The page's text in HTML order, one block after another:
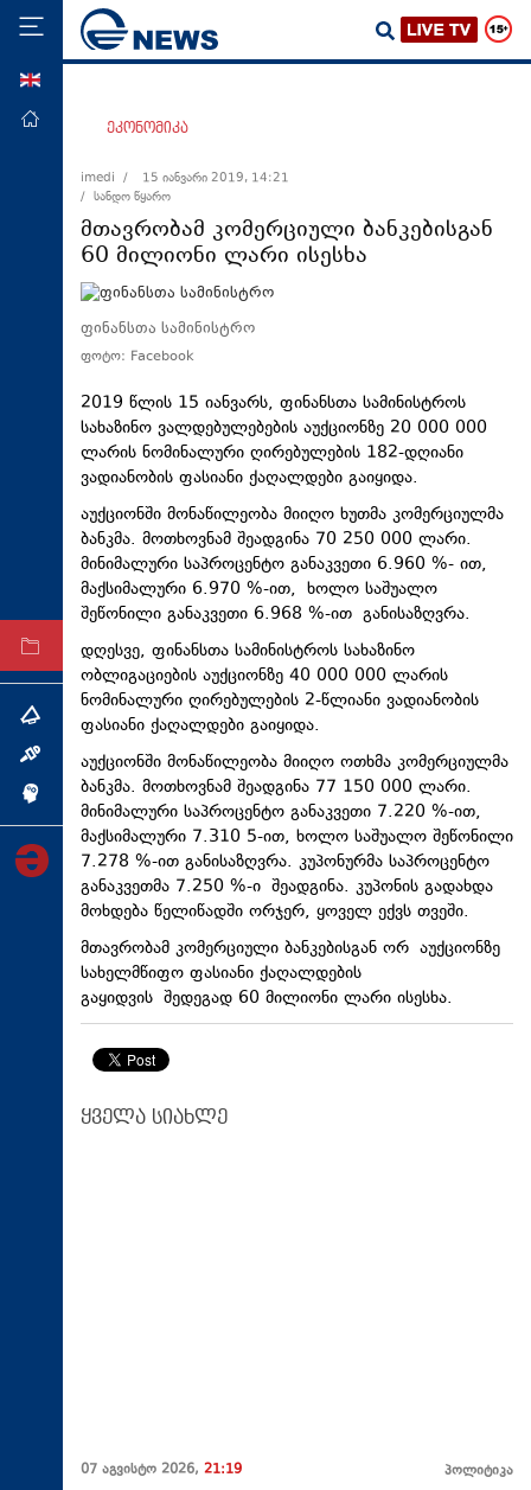
მთავარი
ეკონომიკა
მსოფლიო
სამართალი
თავდაცვა
რეგიონი
კულტურა
სპორტი
ტექნოლოგიები
ტაბლოიდი
არქივი
ინტერვიუ
ინქვიზიცია
ეკონომიკა
imedi /
15 იანვარი 2019, 14:21
/ სანდო წყარო
მთავრობამ კომერციული ბანკებისგან
60 მილიონი ლარი ისესხა
ფინანსთა სამინისტრო
ფოტო: Facebook
2019 წლის 15 იანვარს, ფინანსთა სამინისტროს
სახაზინო ვალდებულებების აუქციონზე 20 000 000
ლარის ნომინალური ღირებულების 182-დღიანი
ვადიანობის ფასიანი ქაღალდები გაიყიდა.
აუქციონში მონაწილეობა მიიღო ხუთმა კომერციულმა
ბანკმა. მოთხოვნამ შეადგინა 70 250 000 ლარი.
მინიმალური საპროცენტო განაკვეთი 6.960 %- ით,
მაქსიმალური 6.970 %-ით, ხოლო საშუალო
შეწონილი განაკვეთი 6.968 %-ით განისაზღვრა.
დღესვე, ფინანსთა სამინისტროს სახაზინო
ობლიგაციების აუქციონზე 40 000 000 ლარის
ნომინალური ღირებულების 2-წლიანი ვადიანობის
ფასიანი ქაღალდები გაიყიდა.
აუქციონში მონაწილეობა მიიღო ოთხმა კომერციულმა
ბანკმა. მოთხოვნამ შეადგინა 77 150 000 ლარი.
მინიმალური საპროცენტო განაკვეთი 7.220 %-ით,
მაქსიმალური 7.310 5-ით, ხოლო საშუალო შეწონილი
7.278 %-ით განისაზღვრა. კუპონურმა საპროცენტო
განაკვეთმა 7.250 %-ი შეადგინა. კუპონის გადახდა
მოხდება წელიწადში ორჯერ, ყოველ ექვს თვეში.
მთავრობამ კომერციული ბანკებისგან ორ აუქციონზე
სახელმწიფო ფასიანი ქაღალდების
გაყიდვის შედეგად 60 მილიონი ლარი ისესხა.
ყველა სიახლე
07 აგვისტო 2026, 21:19 პოლიტიკა